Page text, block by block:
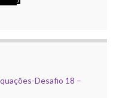
Desafio 18 –